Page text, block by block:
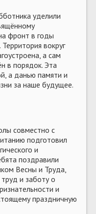
уделили
фронт в годы
вокруг
а сам
в порядок. Эта
а данью памяти и
за наше будущее.
совместно с
подготовил
и
поздравили
Весны и Труда,
и заботу о
и
праздничную